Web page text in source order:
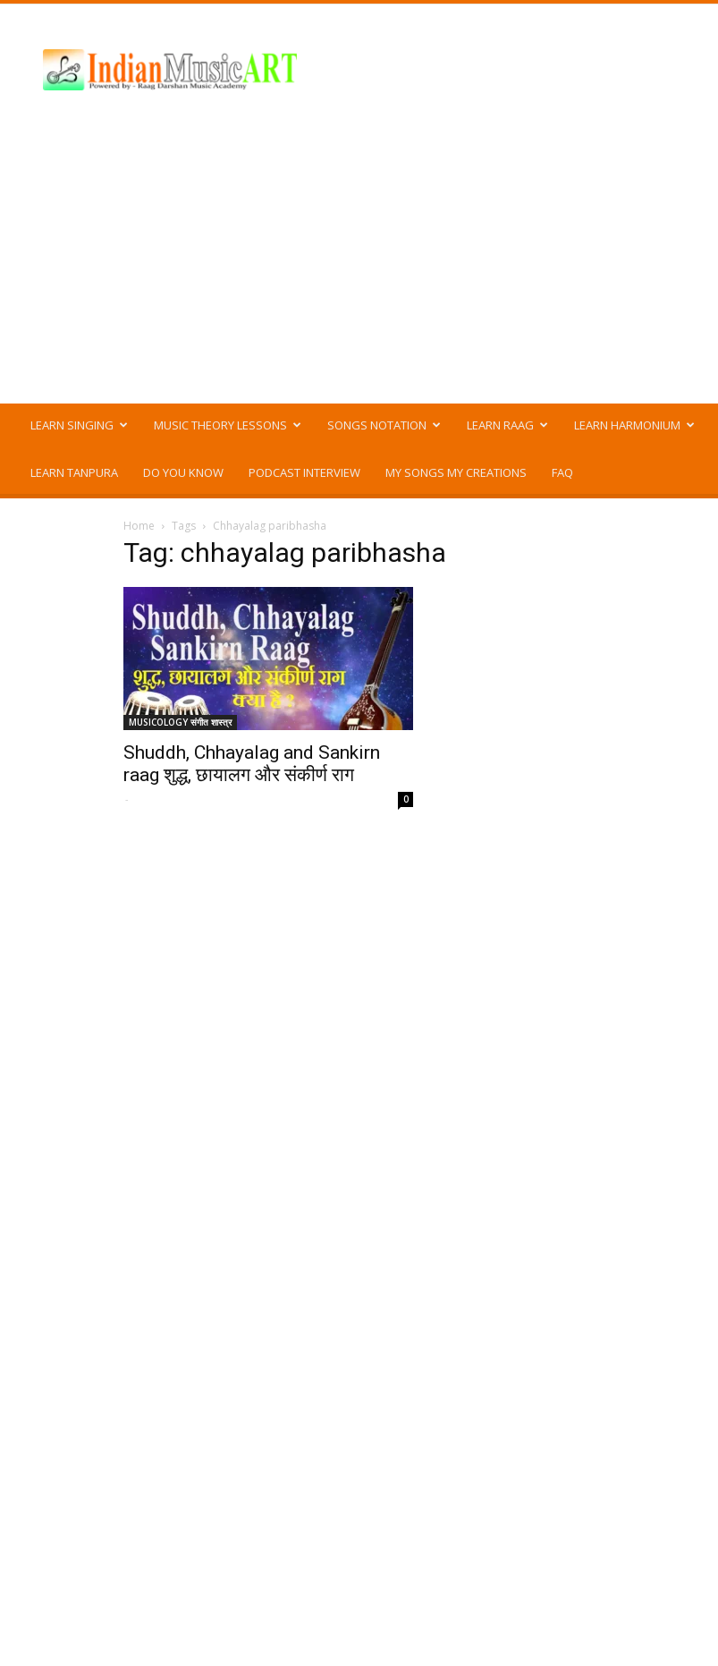
Music
ART
LEARN SINGING MUSIC THEORY LESSONS SONGS NOTATION LEARN RAAG LEARN HARMONIUM
LEARN TANPURA DO YOU KNOW PODCAST INTERVIEW MY SONGS MY CREATIONS FAQ
Home Tags Chhayalag paribhasha
Tag: chhayalag paribhasha
MUSICOLOGY संगीत शास्त्र
Shuddh, Chhayalag and Sankirn
raag शुद्ध, छायालग और संकीर्ण राग
- 0